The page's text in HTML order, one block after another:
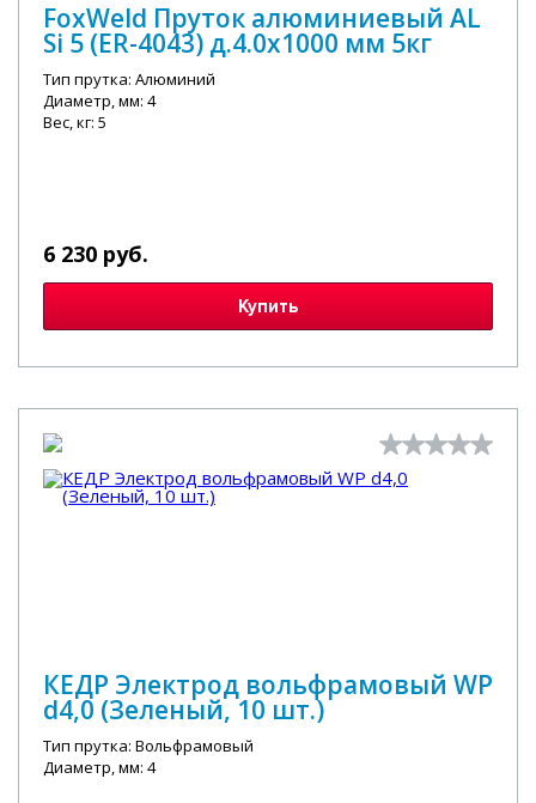
FoxWeld Пруток алюминиевый АL
Si 5 (ER-4043) д.4.0х1000 мм 5кг
Тип прутка: Алюминий
Диаметр, мм: 4
Вес, кг: 5
6 230 руб.
Купить
КЕДР Электрод вольфрамовый WP
d4,0 (Зеленый, 10 шт.)
Тип прутка: Вольфрамовый
Диаметр, мм: 4